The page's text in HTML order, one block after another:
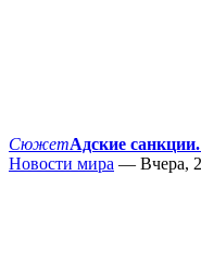
СюжетАдские
Новости мира — Вчера,